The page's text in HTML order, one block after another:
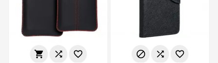
     